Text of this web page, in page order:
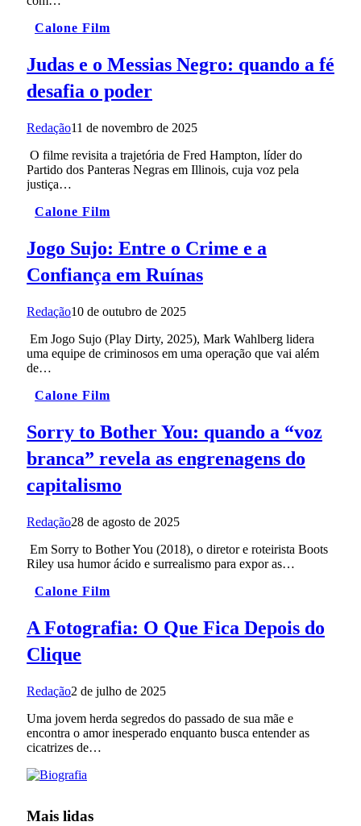
Calone Film
Judas e o Messias Negro: quando a fé
desafia o poder
Redação11 de novembro de 2025
O filme revisita a trajetória de Fred Hampton, líder do
Partido dos Panteras Negras em Illinois, cuja voz pela
justiça…
Calone Film
Jogo Sujo: Entre o Crime e a
Confiança em Ruínas
Redação10 de outubro de 2025
Em Jogo Sujo (Play Dirty, 2025), Mark Wahlberg lidera
uma equipe de criminosos em uma operação que vai além
de…
Calone Film
Sorry to Bother You: quando a “voz
branca” revela as engrenagens do
capitalismo
Redação28 de agosto de 2025
Em Sorry to Bother You (2018), o diretor e roteirista Boots
Riley usa humor ácido e surrealismo para expor as…
Calone Film
A Fotografia: O Que Fica Depois do
Clique
Redação2 de julho de 2025
Uma jovem herda segredos do passado de sua mãe e
encontra o amor inesperado enquanto busca entender as
cicatrizes de…
Mais lidas